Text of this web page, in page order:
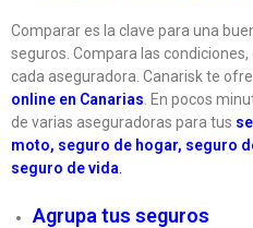
Comparar es la clave para una
seguros. Compara las
cada aseguradora. Canarisk te
online en Canarias . En pocos
de varias aseguradoras para tus
moto, seguro de hogar, seguro
seguro de vida
Agrupa tus seguros